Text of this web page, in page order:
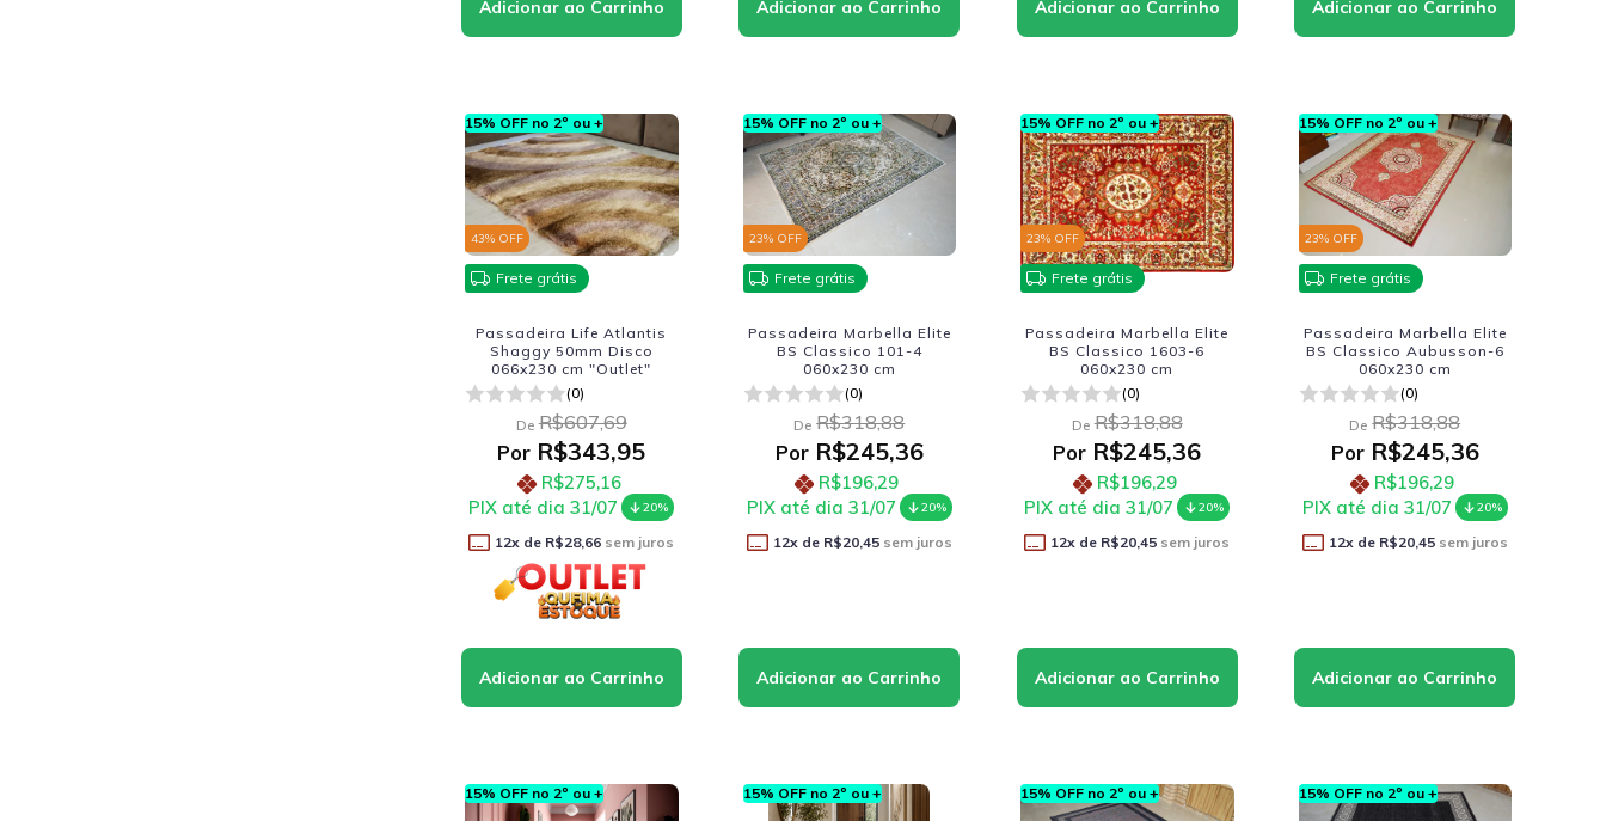
15% OFF no 2º ou +
43% OFF
Frete grátis
Passadeira Life Atlantis
Shaggy 50mm Disco
066x230 cm "Outlet"
(0)
De R$607,69
Por R$343,95
R$275,16
PIX até dia 31/07
20%
12x de R$28,66 sem juros
15% OFF no 2º ou +
23% OFF
Frete grátis
Passadeira Marbella Elite
BS Classico 101-4
060x230 cm
(0)
De R$318,88
PorR$245,36
R$196,29
PIX até dia 31/07
20%
12x de R$20,45sem juros
15% OFF no 2º ou +
23% OFF
Frete grátis
Passadeira Marbella Elite
BS Classico 1603-6
060x230 cm
(0)
De R$318,88
Por R$245,36
R$196,29
PIX até dia 31/07
20%
12x de R$20,45 sem juros
15% OFF no 2º ou +
23% OFF
Frete grátis
Passadeira Marbella Elite
BS Classico Aubusson-6
060x230 cm
(0)
De R$318,88
PorR$245,36
R$196,29
PIX até dia 31/07
20%
12x de R$20,45sem juros
15% OFF no 2º ou + 15% OFF no 2º ou + 15% OFF no 2º ou + 15% OFF no 2º ou +